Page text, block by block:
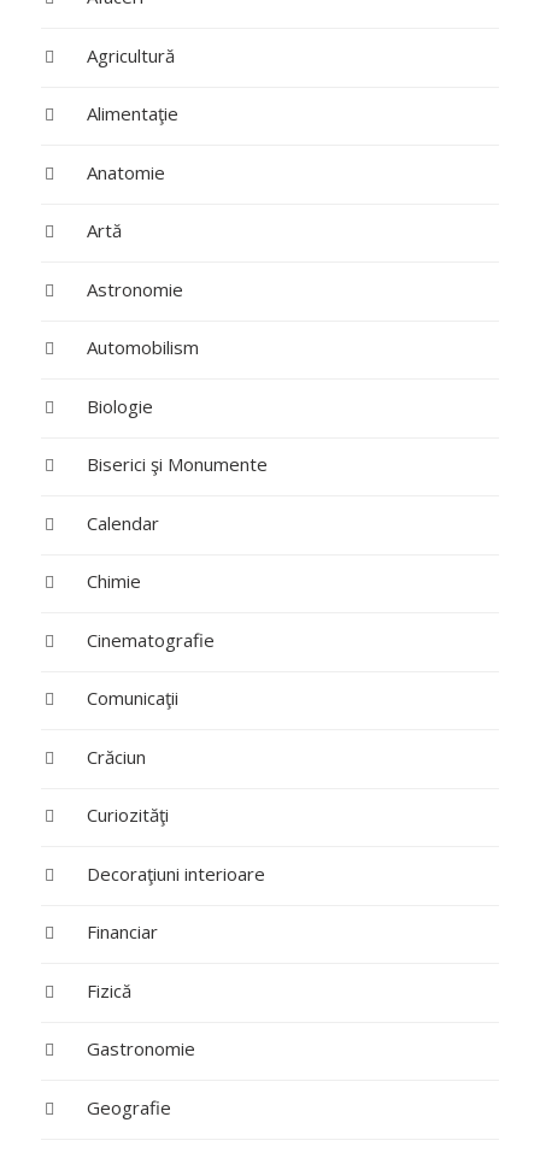
Agricultură
Alimentaţie
Anatomie
Artă
Astronomie
Automobilism
Biologie
Biserici şi Monumente
Calendar
Chimie
Cinematografie
Comunicaţii
Crăciun
Curiozităţi
Decoraţiuni interioare
Financiar
Fizică
Gastronomie
Geografie